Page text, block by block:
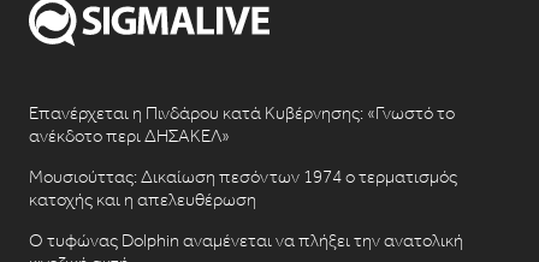
Επανέρχεται η Πινδάρου κατά Κυβέρνησης: «Γνωστό το
ανέκδοτο περι ΔΗΣΑΚΕΛ»
Μουσιούττας: Δικαίωση πεσόντων 1974 ο τερματισμός
κατοχής και η απελευθέρωση
Ο τυφώνας Dolphin αναμένεται να πλήξει την ανατολική